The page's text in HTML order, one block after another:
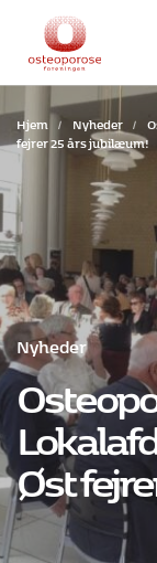
Hjem / Nyheder /
fejrer 25 års jubilæum!
Nyheder
Øst